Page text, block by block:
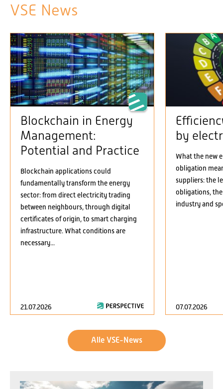
VSE News
Blockchain in Energy
Management:
Potential and Practice
Blockchain applications could
fundamentally transform the energy
sector: from direct electricity trading
between neighbours, through digital
certificates of origin, to smart charging
infrastructure. What conditions are
necessary...
21.07.2026
by
What the new
obligation
suppliers: the
obligations,
industry and
07.07.2026
Alle VSE-News